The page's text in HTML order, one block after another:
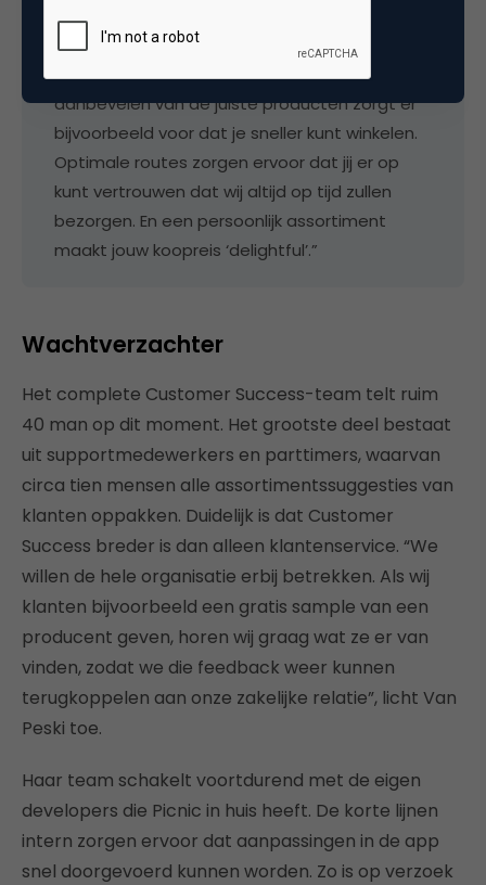
“Data voedt al onze innovatie en ontgrendelt
nieuwe producten en diensten. Het
aanbevelen van de juiste producten zorgt er
bijvoorbeeld voor dat je sneller kunt winkelen.
Optimale routes zorgen ervoor dat jij er op
kunt vertrouwen dat wij altijd op tijd zullen
bezorgen. En een persoonlijk assortiment
maakt jouw koopreis ‘delightful’.”
Wachtverzachter
Het complete Customer Success-team telt ruim
40 man op dit moment. Het grootste deel bestaat
uit supportmedewerkers en parttimers, waarvan
circa tien mensen alle assortimentssuggesties van
klanten oppakken. Duidelijk is dat Customer
Success breder is dan alleen klantenservice. “We
willen de hele organisatie erbij betrekken. Als wij
klanten bijvoorbeeld een gratis sample van een
producent geven, horen wij graag wat ze er van
vinden, zodat we die feedback weer kunnen
terugkoppelen aan onze zakelijke relatie”, licht Van
Peski toe.
Haar team schakelt voortdurend met de eigen
developers die Picnic in huis heeft. De korte lijnen
intern zorgen ervoor dat aanpassingen in de app
snel doorgevoerd kunnen worden. Zo is op verzoek